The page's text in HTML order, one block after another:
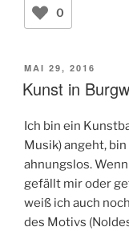
0
VERÖFFENTLICHT
AM
MAI 29, 2016
Kunst in
Ich bin ein
Musik) angeht,
ahnungslos.
gefällt mir oder
weiß ich auch
des Motivs